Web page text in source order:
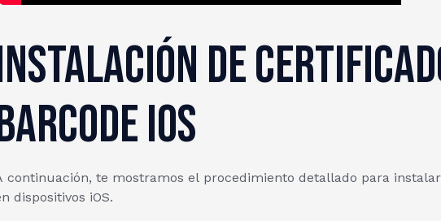
de
iOS
continuación, te mostramos el procedimiento detallado para
dispositivos iOS.